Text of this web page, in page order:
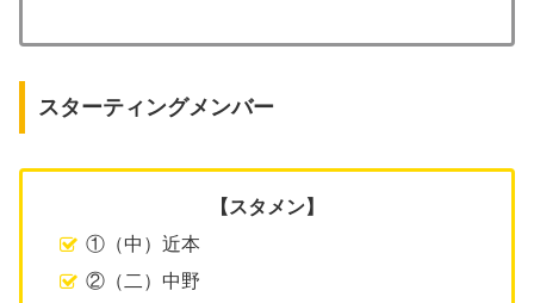
スターティングメンバー
【スタメン】
①（中）近本
②（二）中野